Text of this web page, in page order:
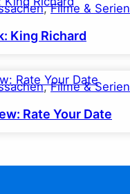
, Filme & Serien
King Richard
, Filme & Serien
Rate Your Date